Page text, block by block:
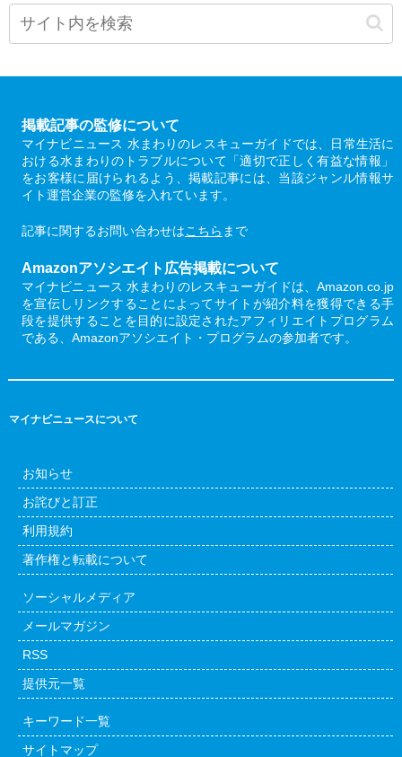
掲載記事の監修について
マイナビニュース 水まわりのレスキューガイドでは、日常生活に
おける水まわりのトラブルについて「適切で正しく有益な情報」
をお客様に届けられるよう、掲載記事には、当該ジャンル情報サ
イト運営企業の監修を入れています。
記事に関するお問い合わせはこちら まで
Amazonアソシエイト広告掲載について
マイナビニュース 水まわりのレスキューガイドは、Amazon.co.jp
を宣伝しリンクすることによってサイトが紹介料を獲得できる手
段を提供することを目的に設定されたアフィリエイトプログラム
である、Amazonアソシエイト・プログラムの参加者です。
マイナビニュースについて
お知らせ
お詫びと訂正
利用規約
著作権と転載について
ソーシャルメディア
メールマガジン
RSS
提供元一覧
キーワード一覧
サイトマップ